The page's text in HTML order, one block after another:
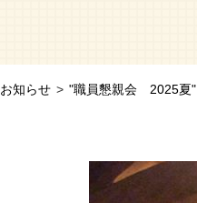
お知らせ "職員懇親会 2025夏"